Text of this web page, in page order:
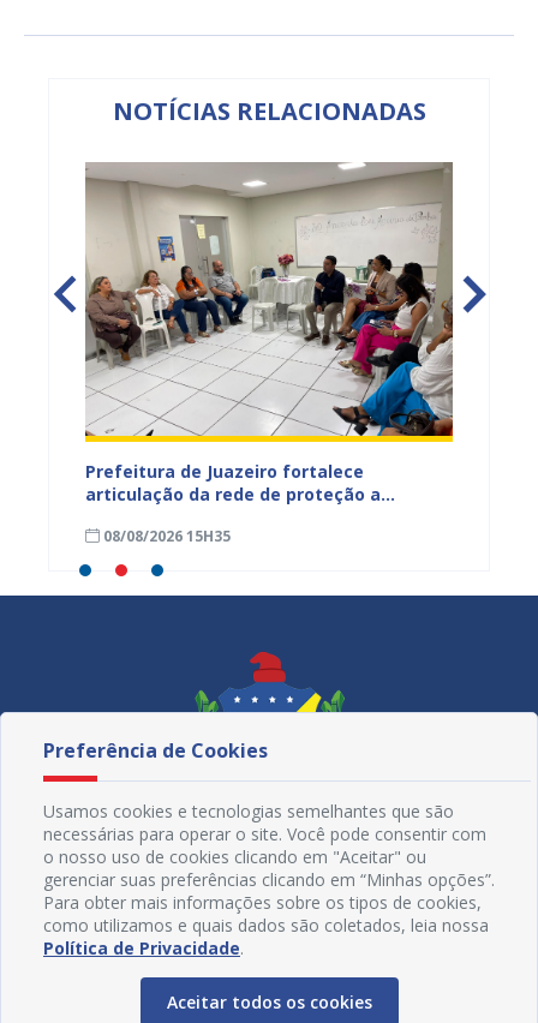
NOTÍCIAS RELACIONADAS
Prefeitura de Juazeiro fortalece
articulação da rede de proteção a
análoga à escravidão
08/08/2026 15H35
Redes Sociais
Preferência de Cookies
Usamos cookies e tecnologias semelhantes que são
necessárias para operar o site. Você pode consentir com
o nosso uso de cookies clicando em "Aceitar" ou
gerenciar suas preferências clicando em “Minhas opções”.
Para obter mais informações sobre os tipos de cookies,
como utilizamos e quais dados são coletados, leia nossa
Política de Privacidade.
Aceitar todos os cookies